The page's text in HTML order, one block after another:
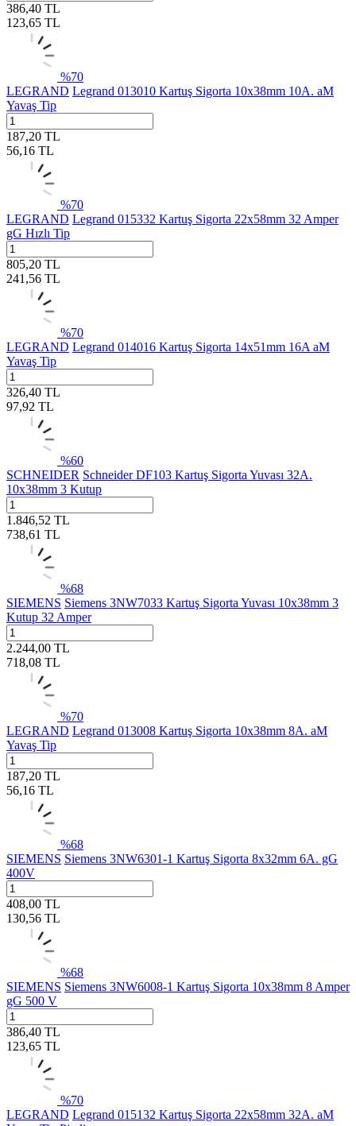
386,40 TL
123,65 TL
%70
LEGRAND Legrand 013010 Kartuş Sigorta 10x38mm 10A. aM
Yavaş Tip
187,20 TL
56,16 TL
%70
LEGRAND Legrand 015332 Kartuş Sigorta 22x58mm 32 Amper
gG Hızlı Tip
805,20 TL
241,56 TL
%70
LEGRAND Legrand 014016 Kartuş Sigorta 14x51mm 16A aM
Yavaş Tip
326,40 TL
97,92 TL
%60
SCHNEIDER Schneider DF103 Kartuş Sigorta Yuvası 32A.
10x38mm 3 Kutup
1.846,52 TL
738,61 TL
%68
SIEMENS Siemens 3NW7033 Kartuş Sigorta Yuvası 10x38mm 3
Kutup 32 Amper
2.244,00 TL
718,08 TL
%70
LEGRAND Legrand 013008 Kartuş Sigorta 10x38mm 8A. aM
Yavaş Tip
187,20 TL
56,16 TL
%68
SIEMENS Siemens 3NW6301-1 Kartuş Sigorta 8x32mm 6A. gG
400V
408,00 TL
130,56 TL
%68
SIEMENS Siemens 3NW6008-1 Kartuş Sigorta 10x38mm 8 Amper
gG 500 V
386,40 TL
123,65 TL
%70
LEGRAND Legrand 015132 Kartuş Sigorta 22x58mm 32A. aM